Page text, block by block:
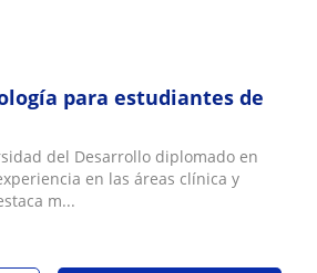
para estudiantes de
del Desarrollo diplomado en
en las áreas clínica y
m...